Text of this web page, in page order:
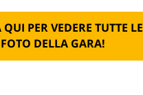
QUI PER VEDERE TUTTE LE
FOTO DELLA GARA!